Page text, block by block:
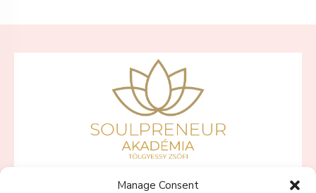
Manage Consent